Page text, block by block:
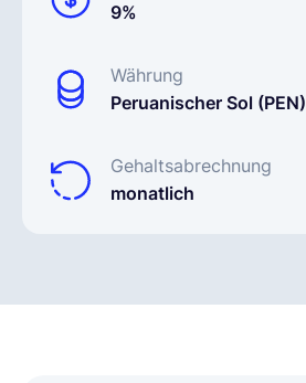
9%
Währung
Peruanischer Sol (PEN)
Gehaltsabrechnung
monatlich